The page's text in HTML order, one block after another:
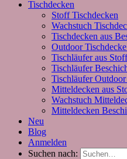
Tischdecken
Stoff Tischdecken
Wachstuch
Tischdecken aus
Outdoor
Tischläufer aus Stoff
Tischläufer
Tischläufer Outdoor
Mitteldecken aus
Wachstuch
Mitteldecken
Neu
Blog
Anmelden
Suchen nach: